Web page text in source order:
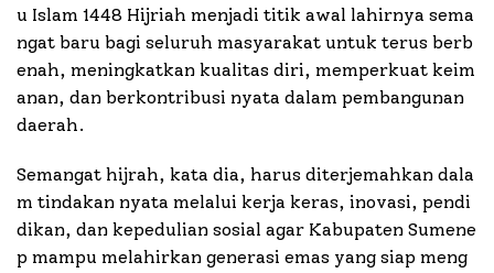
u Islam 1448 Hijriah menjadi titik awal lahirnya sema
ngat baru bagi seluruh masyarakat untuk terus berb
enah, meningkatkan kualitas diri, memperkuat keim
anan, dan berkontribusi nyata dalam pembangunan
daerah.
Semangat hijrah, kata dia, harus diterjemahkan dala
m tindakan nyata melalui kerja keras, inovasi, pendi
dikan, dan kepedulian sosial agar Kabupaten Sumene
p mampu melahirkan generasi emas yang siap meng